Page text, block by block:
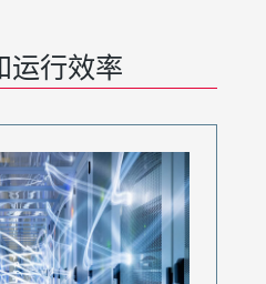
运行效率